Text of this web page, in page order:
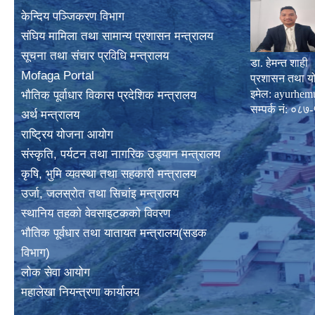
केन्दिय पञ्जिकरण विभाग
संघिय मामिला तथा सामान्य प्रशासन मन्त्रालय
सूचना तथा संचार प्रविधि मन्त्रालय
Mofaga Portal
भाैतिक पूर्वाधार विकास प्रदेशिक मन्त्रालय
अर्थ मन्त्रालय
राष्ट्रिय योजना आयोग
संस्कृति, पर्यटन तथा नागरिक उड्यान मन्त्रालय
कृषि, भुमि व्यवस्था तथा सहकारी मन्त्रालय
उर्जा, जलस्राेत तथा सिचांइ मन्त्रालय
स्थानिय तहकाे वेवसाइटककाे विवरण
भाैतिक पूर्वधार तथा यातायत मन्त्रालय(सडक
विभाग)
लाेक सेवा आयोग
महालेखा नियन्त्रणा कार्यालय
डा. हेमन्त शाही
प्रशासन तथा
इमेल:
सम्पर्क नं: